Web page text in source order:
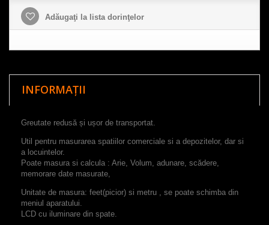
Adăugaţi la lista dorinţelor
INFORMAȚII
Greutate redusă și ușor de transportat.
Util pentru masurarea spatiilor comerciale si a depozitelor, dar si
a locuintelor.
Poate masura si calcula : Arie, Volum adunare, scădere
memorare date masurate
Unitate de masura: feet(picior) si metru , se poate schimba din
meniul aparatului.
LCD cu iluminare din spate